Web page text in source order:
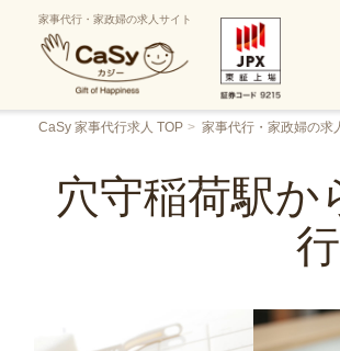
家事代行・家政婦の求人サイト
CaSy 家事代行求人 TOP 家事代行・家政婦の求
穴守稲荷駅か